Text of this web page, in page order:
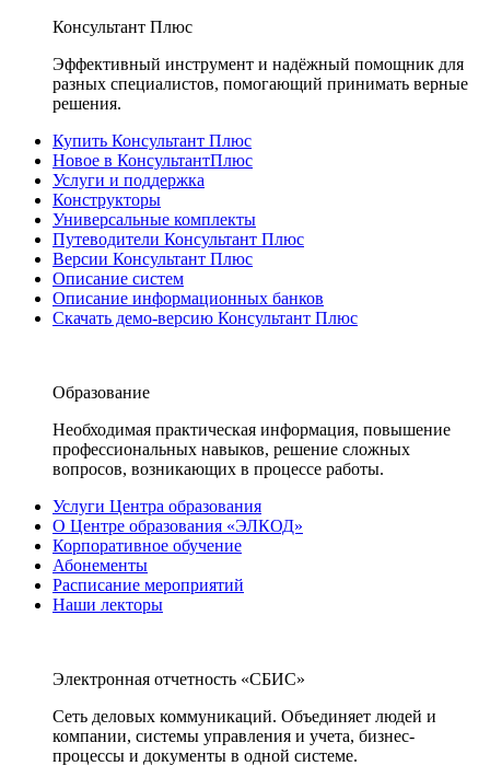
Консультант Плюс
Эффективный инструмент и надёжный помощник для
разных специалистов, помогающий принимать верные
решения.
Купить Консультант Плюс
Новое в КонсультантПлюс
Услуги и поддержка
Конструкторы
Универсальные комплекты
Путеводители Консультант Плюс
Версии Консультант Плюс
Описание систем
Описание информационных банков
Скачать демо-версию Консультант Плюс
Образование
Необходимая практическая информация, повышение
профессиональных навыков, решение сложных
вопросов, возникающих в процессе работы.
Услуги Центра образования
О Центре образования «ЭЛКОД»
Корпоративное обучение
Абонементы
Расписание мероприятий
Наши лекторы
Электронная отчетность «СБИС»
Сеть деловых коммуникаций. Объединяет людей и
компании, системы управления и учета, бизнес-
процессы и документы в одной системе.